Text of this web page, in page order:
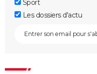
Sport
Les dossiers d'actu